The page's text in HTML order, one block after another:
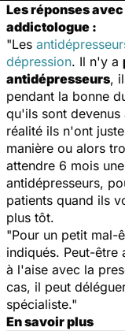
Les réponses
addictologue :
"Les
dépression. Il n'y a
antidépresseurs,
pendant la bonne
qu'ils sont devenus
réalité ils n'ont
manière ou alors
attendre 6 mois
antidépresseurs,
patients quand ils
plus tôt.
"Pour un petit mal-
indiqués. Peut-être
à l'aise avec la
cas, il peut
spécialiste."
En savoir plus